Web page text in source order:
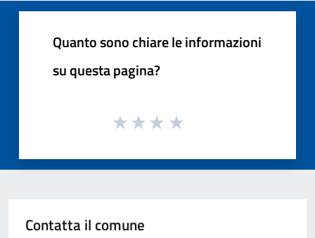
Quanto sono chiare le informazioni
su questa pagina?
Contatta il comune